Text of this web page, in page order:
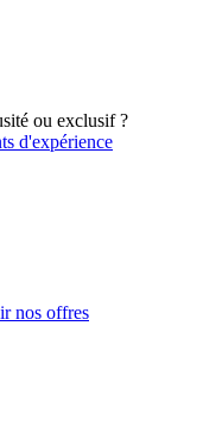
ou exclusif ?
d'expérience
nos offres